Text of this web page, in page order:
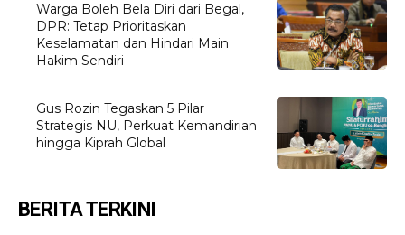
Warga Boleh Bela Diri dari Begal,
DPR: Tetap Prioritaskan
Keselamatan dan Hindari Main
Hakim Sendiri
Gus Rozin Tegaskan 5 Pilar
Strategis NU, Perkuat Kemandirian
hingga Kiprah Global
BERITA TERKINI